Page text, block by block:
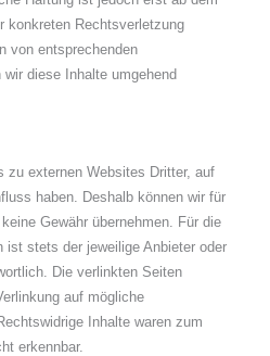
konkreten Rechtsverletzung
von entsprechenden
diese Inhalte umgehend
zu externen Websites Dritter, auf
haben. Deshalb können wir für
Gewähr übernehmen. Für die
ist stets der jeweilige Anbieter oder
Die verlinkten Seiten
auf mögliche
Inhalte waren zum
erkennbar.